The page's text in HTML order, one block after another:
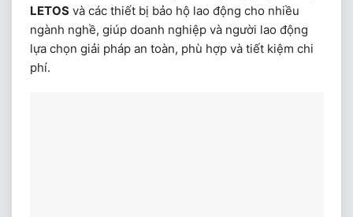
LETOSvà các thiết bị bảo hộ lao động cho nhiều
ngành nghề, giúp doanh nghiệp và người lao động
lựa chọn giải pháp an toàn, phù hợp và tiết kiệm chi
phí.